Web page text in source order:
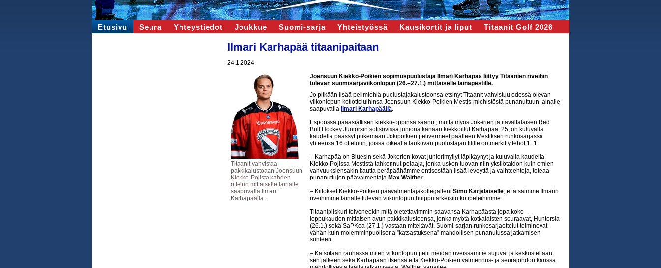
Etusivu Seura Yhteystiedot Joukkue Suomi-sarja Yhteistyössä Kausikortit ja liput Titaanit Golf 2026
Ilmari Karhapää titaanipaitaan
24.1.2024
Titaanit vahvistaa
pakkikalustoaan Joensuun
Kiekko-Pojista kahden
ottelun mittaiselle lainalle
saapuvalla Ilmari
Karhapäällä.
Joensuun Kiekko-Poikien sopimuspuolustaja Ilmari Karhapää liittyy Titaanien riveihin
tulevan suomisarjaviikonlopun (26.–27.1.) mittaiselle lainapestille.
Jo pitkään lisää pelimiehiä puolustajakalustoonsa etsinyt Titaanit vahvistuu edessä olevan
viikonlopun kotiotteluihinsa Joensuun Kiekko-Poikien Mestis-miehistöstä punanuttuun lainalle
saapuvalla
Ilmari Karhapäällä.
Espoossa pääasiallisen kiekko-oppinsa saanut, mutta myös Jokerien ja itävaltalaisen Red
Bull Hockey Juniorsin sotisovissa junioriaikanaan kiekkoillut Karhapää, 25, on kuluvalla
kaudella päässyt pukemaan Jokipoikien pelivermeet päälleen Mestiksen runkosarjassa
yhteensä 16 otteluun, joissa oikealta laukovan puolustajan tilille on merkitty tehot 1+1.
– Karhapää on Bluesin sekä Jokerien kovat juniorimyllyt läpikäynyt ja kuluvalla kaudella
Kiekko-Pojissa Mestistä tahkonnut pelaaja, jonka uskon tuovan niin yksilötaidon kuin omien
vahvuuksiensakin kautta peräpäähämme entisestään lisää leveyttä ja vaihtoehtoja, toteaa
punanuttujen päävalmentaja Max Walther.
– Kiitokset Kiekko-Poikien päävalmentajakollegalleni Simo Karjalaiselle, että saimme Ilmarin
riveihimme lainalle tulevan viikonlopun huipputärkeisiin kotipeleihimme.
Titaanipiiskuri toivoneekin mitä oletettavimmin saavansa Karhapäästä jopa koko
loppukauden mittaisen avun pakkikalustoonsa, jonka myötä kotkalaisten seuraavat, Huntersia
(26.1.) sekä SaPKoa (27.1.) vastaan miteltävät, Suomi-sarjan runkosarjaottelut toiminevat
vähän kuin molemminpuolisena ”katsastuksena” mahdollisen punanutussa jatkamisen
suhteen.
– Katsotaan rauhassa miten viikonlopun pelit meidän riveissämme sujuvat ja keskustellaan
sen jälkeen sekä Karhapään itsensä että Kiekko-Poikien valmennus- ja seurajohdon kanssa